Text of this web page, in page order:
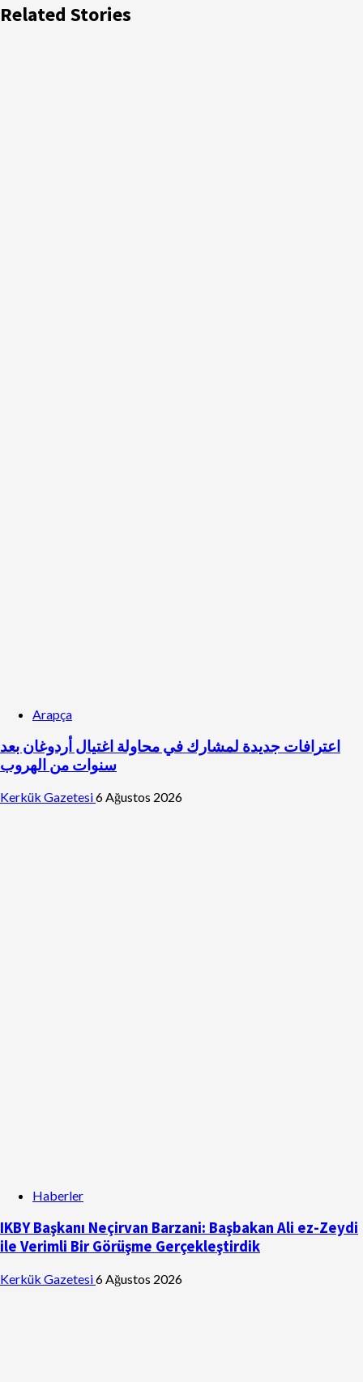
Related Stories
Arapça
اعترافات جديدة لمشارك في محاولة اغتيال أردوغان بعد
سنوات من الهروب
Kerkük Gazetesi6 Ağustos 2026
Haberler
IKBY Başkanı Neçirvan Barzani: Başbakan Ali ez-Zeydi
ile Verimli Bir Görüşme Gerçekleştirdik
Kerkük Gazetesi6 Ağustos 2026